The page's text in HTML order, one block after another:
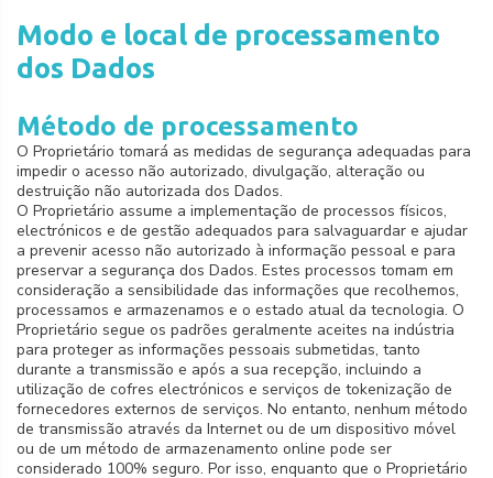
Modo e local de processamento
dos Dados
Método de processamento
O Proprietário tomará as medidas de segurança adequadas para
impedir o acesso não autorizado, divulgação, alteração ou
destruição não autorizada dos Dados.
O Proprietário assume a implementação de processos físicos,
electrónicos e de gestão adequados para salvaguardar e ajudar
a prevenir acesso não autorizado à informação pessoal e para
preservar a segurança dos Dados. Estes processos tomam em
consideração a sensibilidade das informações que recolhemos,
processamos e armazenamos e o estado atual da tecnologia. O
Proprietário segue os padrões geralmente aceites na indústria
para proteger as informações pessoais submetidas, tanto
durante a transmissão e após a sua recepção, incluindo a
utilização de cofres electrónicos e serviços de tokenização de
fornecedores externos de serviços. No entanto, nenhum método
de transmissão através da Internet ou de um dispositivo móvel
ou de um método de armazenamento online pode ser
considerado 100% seguro. Por isso, enquanto que o Proprietário